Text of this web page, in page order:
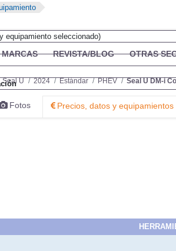
MARCAS REVISTA/BLOG OTRAS
Seal U 2024 Estándar PHEV Seal U DM-i
Fotos Precios, datos y equipamientos
equipamiento seleccionado)